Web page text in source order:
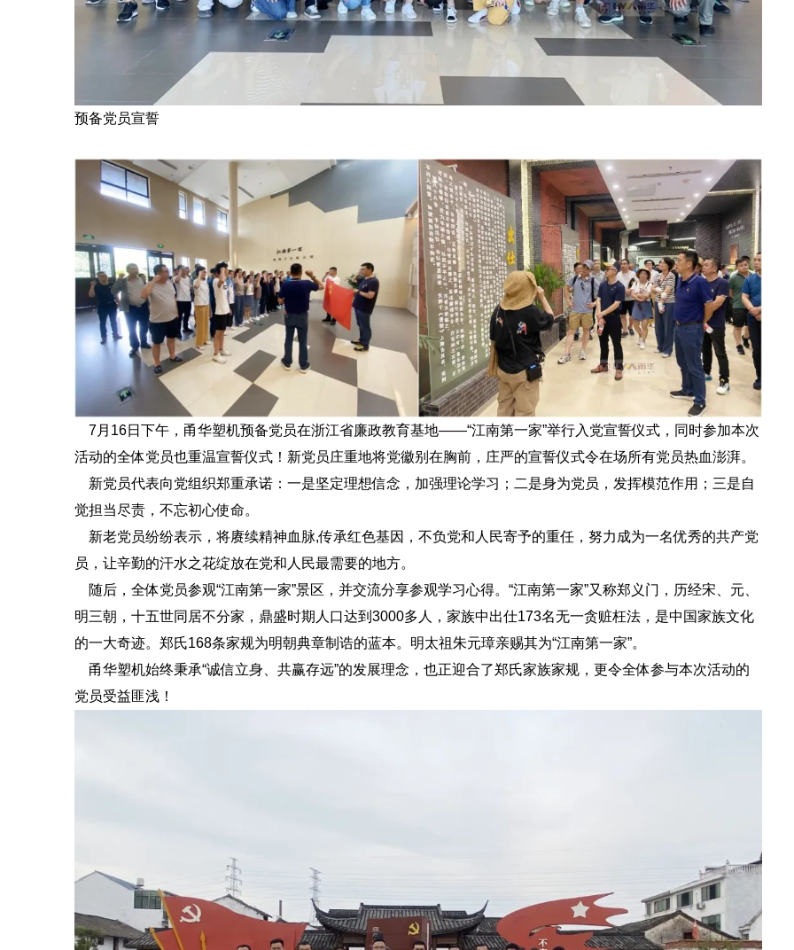
预备党员宣誓
7月16日下午，甬华塑机预备党员在浙江省廉政教育基地——“江南第一家”举行入党宣誓仪式，同时参加本次
活动的全体党员也重温宣誓仪式！新党员庄重地将党徽别在胸前，庄严的宣誓仪式令在场所有党员热血澎湃。
新党员代表向党组织郑重承诺：一是坚定理想信念，加强理论学习；二是身为党员，发挥模范作用；三是自
觉担当尽责，不忘初心使命。
新老党员纷纷表示，将赓续精神血脉,传承红色基因，不负党和人民寄予的重任，努力成为一名优秀的共产党
员，让辛勤的汗水之花绽放在党和人民最需要的地方。
随后，全体党员参观“江南第一家”景区，并交流分享参观学习心得。“江南第一家”又称郑义门，历经宋、元、
明三朝，十五世同居不分家，鼎盛时期人口达到3000多人，家族中出仕173名无一贪赃枉法，是中国家族文化
的一大奇迹。郑氏168条家规为明朝典章制诰的蓝本。明太祖朱元璋亲赐其为“江南第一家”。
甬华塑机‍始终秉承“诚信立身、共赢存远”的发展理念，也正迎合了郑氏家族家规，更令全体参与本次活动的
党员受益匪浅！